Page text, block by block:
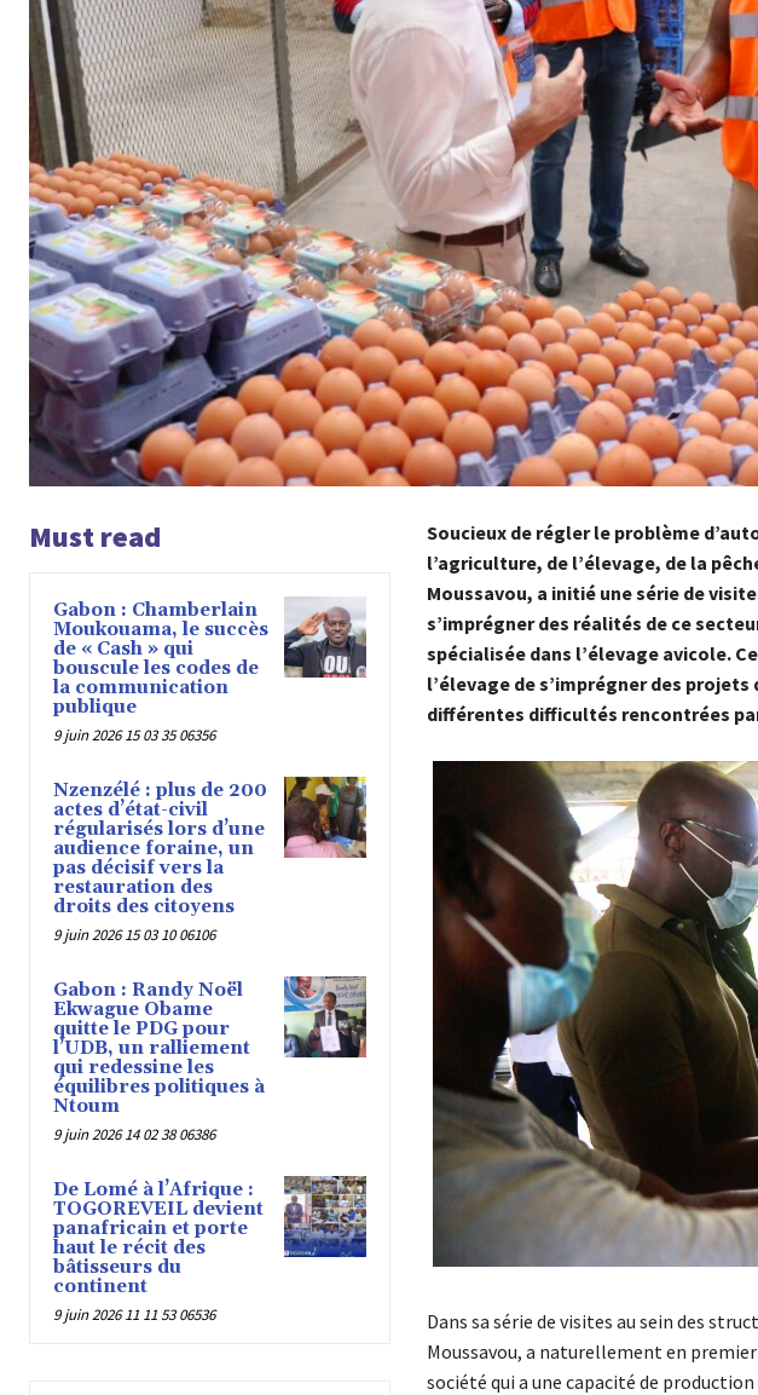
Must read
Gabon : Chamberlain
Moukouama, le succès
de « Cash » qui
bouscule les codes de
la communication
publique
9 juin 2026 15 03 35 06356
Nzenzélé : plus de 200
actes d’état-civil
régularisés lors d’une
audience foraine, un
pas décisif vers la
restauration des
droits des citoyens
9 juin 2026 15 03 10 06106
Gabon : Randy Noël
Ekwague Obame
quitte le PDG pour
l’UDB, un ralliement
qui redessine les
équilibres politiques à
Ntoum
9 juin 2026 14 02 38 06386
De Lomé à l’Afrique :
TOGOREVEIL devient
panafricain et porte
haut le récit des
bâtisseurs du
continent
9 juin 2026 11 11 53 06536
Soucieux de régler le problème
l’agriculture, de l’élevage, de la
Moussavou, a initié une série de
s’imprégner des réalités de ce
spécialisée dans l’élevage avicole.
l’élevage de s’imprégner des
différentes difficultés rencontrées
Dans sa série de visites au sein des
Moussavou, a naturellement en
société qui a une capacité de